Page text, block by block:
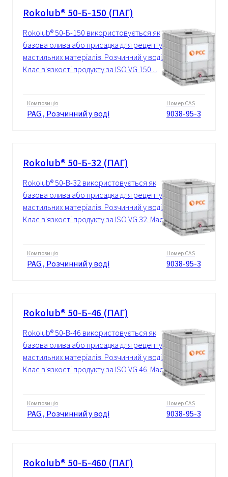
Rokolub® 50-Б-150 (ПАГ)
Rokolub® 50-Б-150 використовується як
базова олива або присадка для рецептур
мастильних матеріалів. Розчинний у воді.
Клас в'язкості продукту за ISO VG 150....
Композиція
PAG , Розчинний у воді
Номер CAS
9038-95-3
Rokolub® 50-Б-32 (ПАГ)
Rokolub® 50-B-32 використовується як
базова олива або присадка для рецептур
мастильних матеріалів. Розчинний у воді.
Клас в'язкості продукту за ISO VG 32. Має...
Композиція
PAG , Розчинний у воді
Номер CAS
9038-95-3
Rokolub® 50-Б-46 (ПАГ)
Rokolub® 50-B-46 використовується як
базова олива або присадка для рецептур
мастильних матеріалів. Розчинний у воді.
Клас в'язкості продукту за ISO VG 46. Має...
Композиція
PAG , Розчинний у воді
Номер CAS
9038-95-3
Rokolub® 50-Б-460 (ПАГ)